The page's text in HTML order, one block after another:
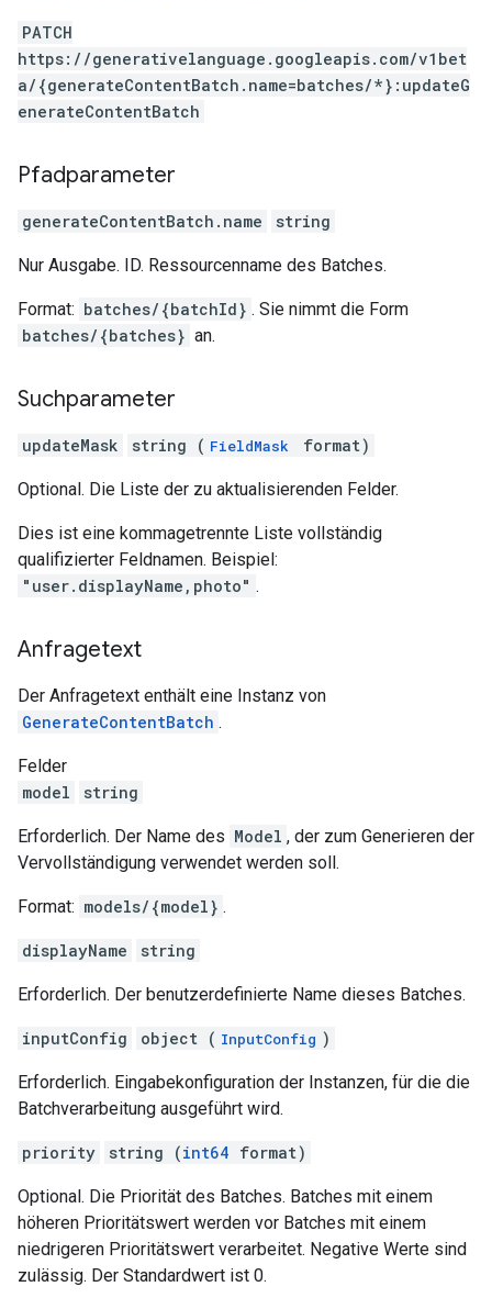
PATCH
https://generativelanguage.googleapis.com/v1bet
a/{generateContentBatch.name=batches/*}:updateG
enerateContentBatch
Pfadparameter
generateContentBatch.name string
Nur Ausgabe. ID. Ressourcenname des Batches.
Format: batches/{batchId} . Sie nimmt die Form
batches/{batches} an.
Suchparameter
updateMask string ( FieldMask format)
Optional. Die Liste der zu aktualisierenden Felder.
Dies ist eine kommagetrennte Liste vollständig
qualifizierter Feldnamen. Beispiel:
"user.displayName,photo" .
Anfragetext
Der Anfragetext enthält eine Instanz von
GenerateContentBatch .
Felder
model
string
Erforderlich. Der Name des Model , der zum Generieren der
Vervollständigung verwendet werden soll.
Format: models/{model} .
displayName string
Erforderlich. Der benutzerdefinierte Name dieses Batches.
inputConfig object ( InputConfig )
Erforderlich. Eingabekonfiguration der Instanzen, für die die
Batchverarbeitung ausgeführt wird.
priority string (int64 format)
Optional. Die Priorität des Batches. Batches mit einem
höheren Prioritätswert werden vor Batches mit einem
niedrigeren Prioritätswert verarbeitet. Negative Werte sind
zulässig. Der Standardwert ist 0.